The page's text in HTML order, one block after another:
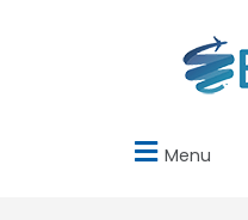
Menu